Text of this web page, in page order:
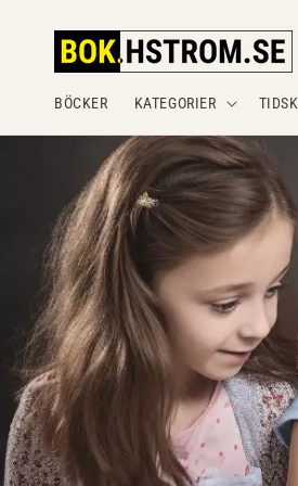
innehåll
BÖCKER KATEGORIER